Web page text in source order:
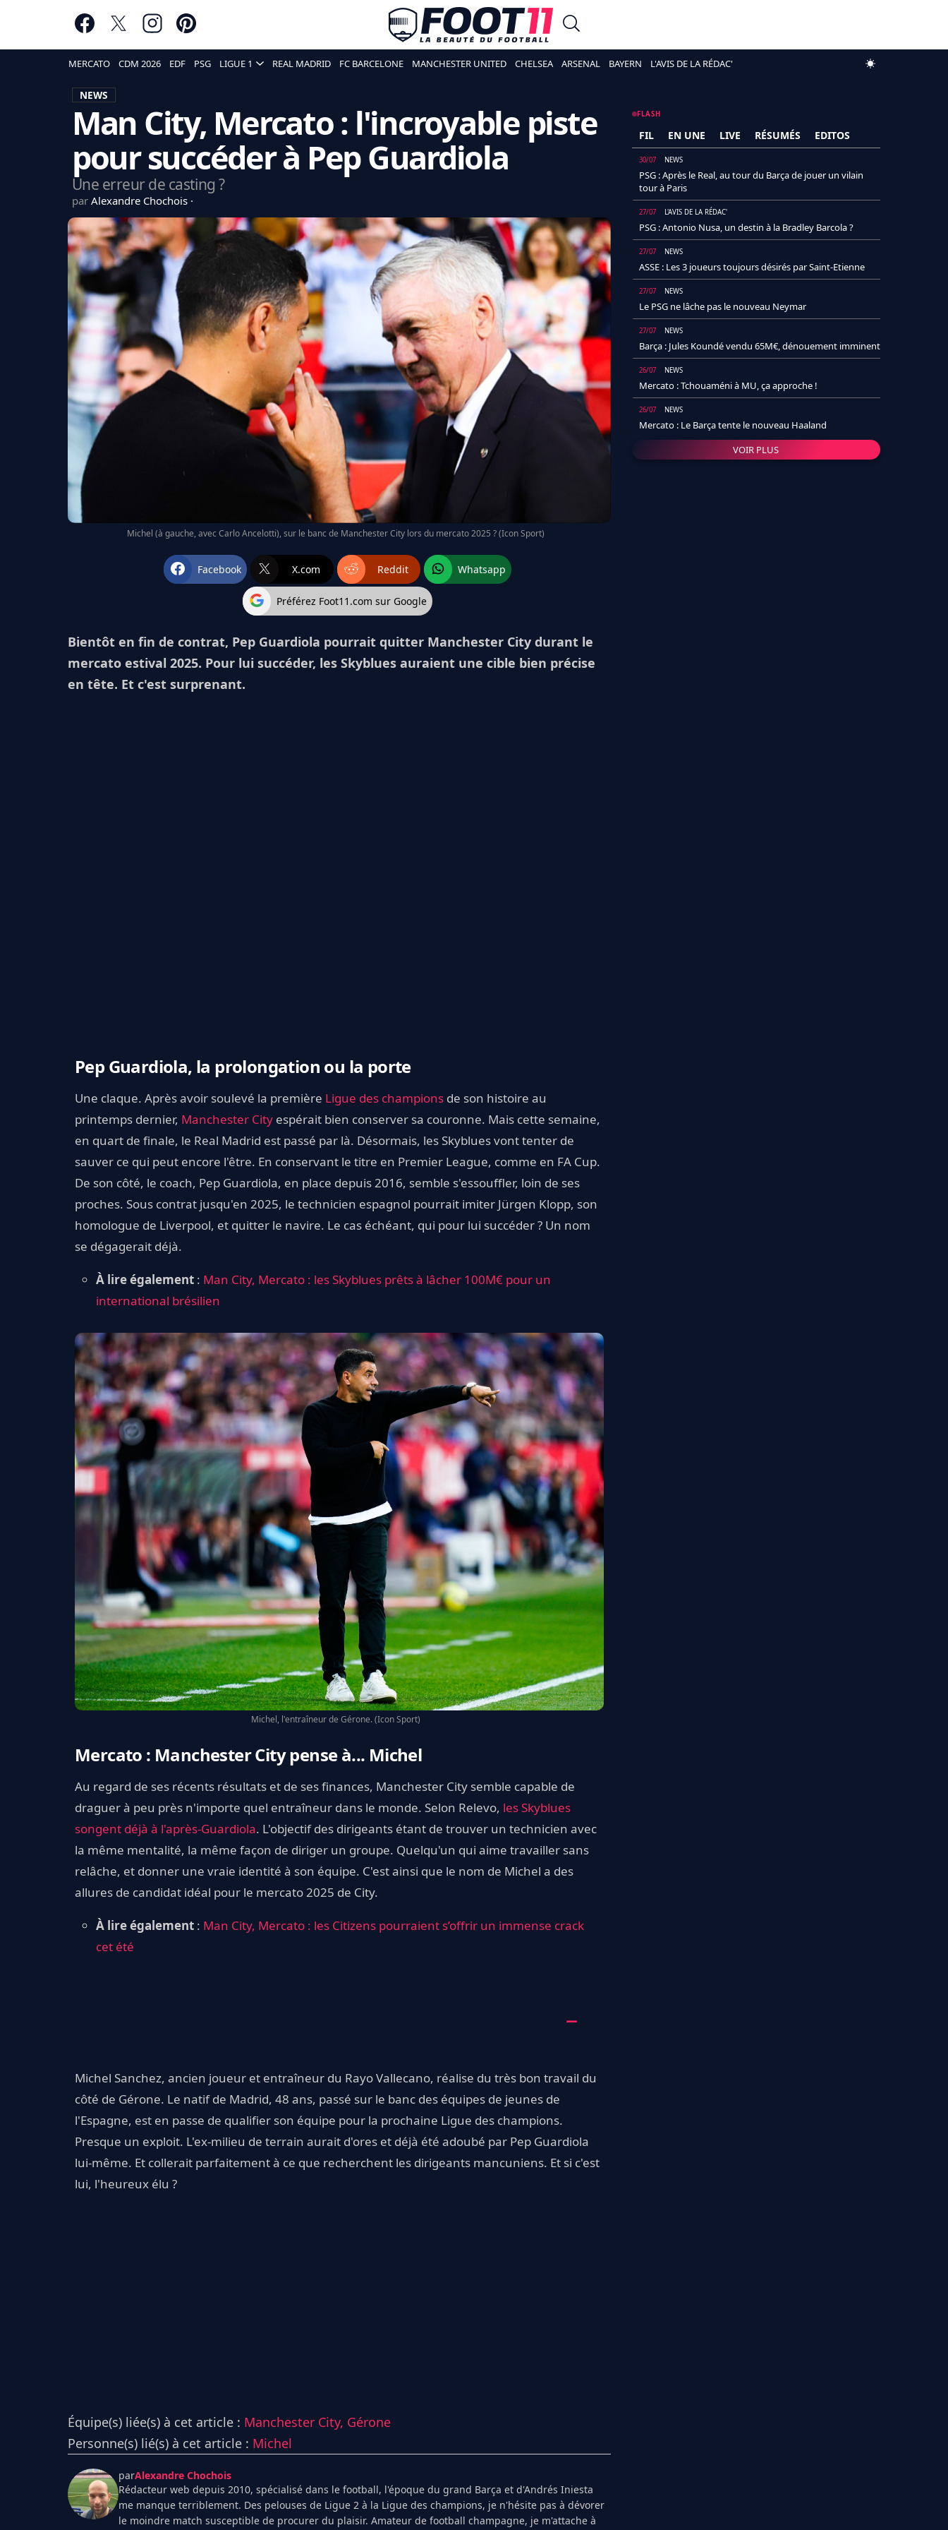
MERCATO CDM 2026 EDF PSG LIGUE 1 REAL MADRID FC BARCELONE MANCHESTER UNITED CHELSEA ARSENAL BAYERN L'AVIS DE LA RÉDAC'
NEWS
Man City, Mercato : l'incroyable piste
pour succéder à Pep Guardiola
Une erreur de casting ?
par Alexandre Chochois
Michel (à gauche, avec Carlo Ancelotti), sur le banc de Manchester City lors du mercato 2025 ? (Icon Sport)
Facebook X.com Reddit Whatsapp
Préférez Foot11.com sur Google
Bientôt en fin de contrat, Pep Guardiola pourrait quitter Manchester City durant le
mercato estival 2025. Pour lui succéder, les Skyblues auraient une cible bien précise
en tête. Et c'est surprenant.
Pep Guardiola, la prolongation ou la porte
Une claque. Après avoir soulevé la première Ligue des champions de son histoire au
printemps dernier, Manchester City espérait bien conserver sa couronne. Mais cette semaine,
en quart de finale, le Real Madrid est passé par là. Désormais, les Skyblues vont tenter de
sauver ce qui peut encore l'être. En conservant le titre en Premier League, comme en FA Cup.
De son côté, le coach, Pep Guardiola, en place depuis 2016, semble s'essouffler, loin de ses
proches. Sous contrat jusqu'en 2025, le technicien espagnol pourrait imiter Jürgen Klopp, son
homologue de Liverpool, et quitter le navire. Le cas échéant, qui pour lui succéder ? Un nom
se dégagerait déjà.
À lire également : Man City, Mercato : les Skyblues prêts à lâcher 100M€ pour un
international brésilien
Michel, l'entraîneur de Gérone. (Icon Sport)
Mercato : Manchester City pense à... Michel
Au regard de ses récents résultats et de ses finances, Manchester City semble capable de
draguer à peu près n'importe quel entraîneur dans le monde. Selon Relevo, les Skyblues
songent déjà à l'après-Guardiola. L'objectif des dirigeants étant de trouver un technicien avec
la même mentalité, la même façon de diriger un groupe. Quelqu'un qui aime travailler sans
relâche, et donner une vraie identité à son équipe. C'est ainsi que le nom de Michel a des
allures de candidat idéal pour le mercato 2025 de City.
À lire également : Man City, Mercato : les Citizens pourraient s’offrir un immense crack
cet été
Michel Sanchez, ancien joueur et entraîneur du Rayo Vallecano, réalise du très bon travail du
côté de Gérone. Le natif de Madrid, 48 ans, passé sur le banc des équipes de jeunes de
l'Espagne, est en passe de qualifier son équipe pour la prochaine Ligue des champions.
Presque un exploit. L'ex-milieu de terrain aurait d'ores et déjà été adoubé par Pep Guardiola
lui-même. Et collerait parfaitement à ce que recherchent les dirigeants mancuniens. Et si c'est
lui, l'heureux élu ?
Équipe(s) liée(s) à cet article : Manchester City, Gérone
Personne(s) lié(s) à cet article : Michel
parAlexandre Chochois
Rédacteur web depuis 2010, spécialisé dans le football, l'époque du grand Barça et d'Andrés Iniesta
me manque terriblement. Des pelouses de Ligue 2 à la Ligue des champions, je n'hésite pas à dévorer
le moindre match susceptible de procurer du plaisir. Amateur de football champagne, je m'attache à
FLASH
FIL EN UNE LIVE RÉSUMÉS EDITOS
30/07 NEWS
PSG : Après le Real, au tour du Barça de jouer un vilain
tour à Paris
27/07 L'AVIS DE LA RÉDAC'
PSG : Antonio Nusa, un destin à la Bradley Barcola ?
27/07 NEWS
ASSE : Les 3 joueurs toujours désirés par Saint-Etienne
27/07 NEWS
Le PSG ne lâche pas le nouveau Neymar
27/07 NEWS
Barça : Jules Koundé vendu 65M€, dénouement imminent
26/07 NEWS
Mercato : Tchouaméni à MU, ça approche !
26/07 NEWS
Mercato : Le Barça tente le nouveau Haaland
VOIR PLUS